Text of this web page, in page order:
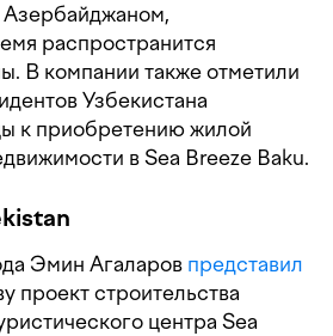
Азербайджаном,
распространится
В компании также отметили
Узбекистана
к приобретению жилой
в Sea Breeze Baku.
Эмин Агаларов представил
проект строительства
центра Sea